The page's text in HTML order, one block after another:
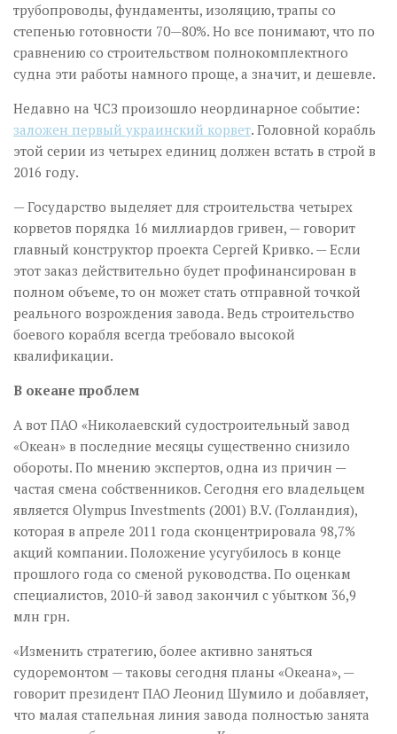
трубопроводы, фундаменты, изоляцию, трапы со
степенью готовности 70—80%. Но все понимают, что по
сравнению со строительством полнокомплектного
судна эти работы намного проще, а значит, и дешевле.
Недавно на ЧСЗ произошло неординарное событие:
заложен первый украинский корвет. Головной корабль
этой серии из четырех единиц должен встать в строй в
2016 году.
— Государство выделяет для строительства четырех
корветов порядка 16 миллиардов гривен, — говорит
главный конструктор проекта Сергей Кривко. — Если
этот заказ действительно будет профинансирован в
полном объеме, то он может стать отправной точкой
реального возрождения завода. Ведь строительство
боевого корабля всегда требовало высокой
квалификации.
В океане проблем
А вот ПАО «Николаевский судостроительный завод
«Океан» в последние месяцы существенно снизило
обороты. По мнению экспертов, одна из причин —
частая смена собственников. Сегодня его владельцем
является Olympus Investments (2001) B.V. (Голландия),
которая в апреле 2011 года сконцентрировала 98,7%
акций компании. Положение усугубилось в конце
прошлого года со сменой руководства. По оценкам
специалистов, 2010-й завод закончил с убытком 36,9
млн грн.
«Изменить стратегию, более активно заняться
судоремонтом — таковы сегодня планы «Океана», —
говорит президент ПАО Леонид Шумило и добавляет,
что малая стапельная линия завода полностью занята